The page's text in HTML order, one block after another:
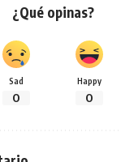
¿Qué opinas?
Sad
0
Happy
0